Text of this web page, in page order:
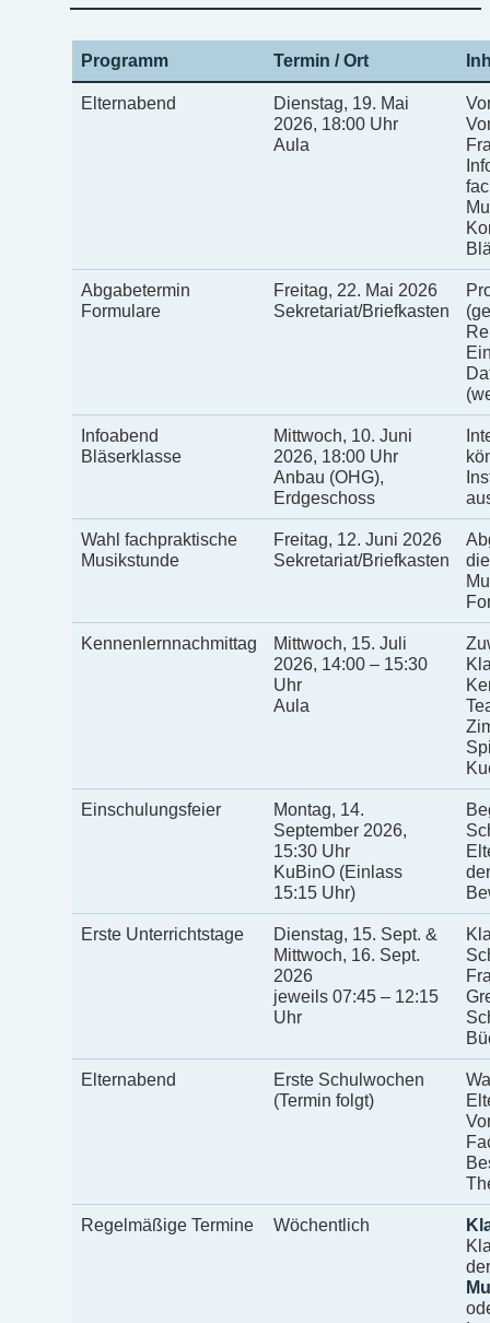
Programm Termin / Ort
Elternabend
Dienstag, 19. Mai
2026, 18:00 Uhr
Aula
Abgabetermin
Formulare
Freitag, 22. Mai 2026
Sekretariat/Briefkasten
Infoabend
Bläserklasse
Mittwoch, 10. Juni
2026, 18:00 Uhr
Anbau (OHG),
Erdgeschoss
Wahl fachpraktische
Musikstunde
Freitag, 12. Juni 2026
Sekretariat/Briefkasten
Kennenlernnachmittag
Mittwoch, 15. Juli
2026, 14:00 – 15:30
Uhr
Aula
Einschulungsfeier
Montag, 14.
September 2026,
15:30 Uhr
KuBinO (Einlass
15:15 Uhr)
Erste Unterrichtstage
Dienstag, 15. Sept. &
Mittwoch, 16. Sept.
2026
jeweils 07:45 – 12:15
Uhr
Elternabend
Erste Schulwochen
(Termin folgt)
Regelmäßige Termine Wöchentlich